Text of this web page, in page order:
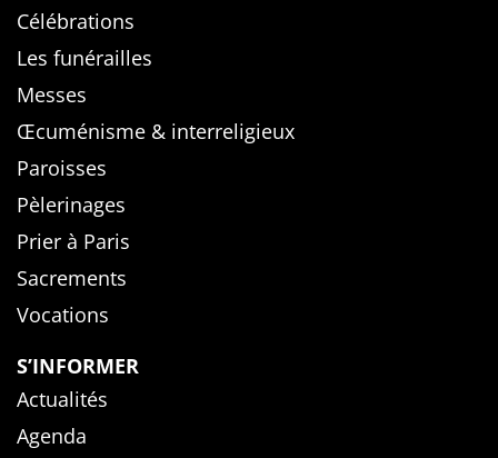
Célébrations
Les funérailles
Messes
Œcuménisme & interreligieux
Paroisses
Pèlerinages
Prier à Paris
Sacrements
Vocations
S’INFORMER
Actualités
Agenda